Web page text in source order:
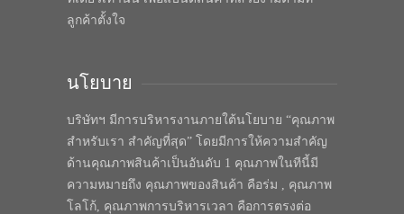
ลูกค้าตั้งใจ
นโยบาย
บริษัทฯ มีการบริหารงานภายใต้นโยบาย “คุณภาพ
สำหรับเรา สำคัญที่สุด” โดยมีการให้ความสำคัญ
ด้านคุณภาพสินค้าเป็นอันดับ 1 คุณภาพในทีนี้มี
ความหมายถึง คุณภาพของสินค้า คือร่ม , คุณภาพ
โลโก้, คุณภาพการบริหารเวลา คือการตรงต่อ